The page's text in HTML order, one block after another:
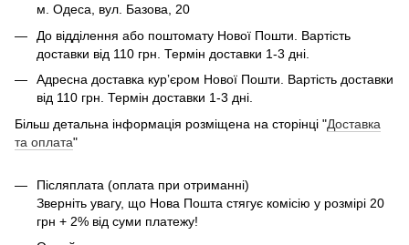
м. Одеса, вул. Базова, 20
До відділення або поштомату Нової Пошти. Вартість
доставки від 110 грн. Термін доставки 1-3 дні.
Адресна доставка курʼєром Нової Пошти. Вартість доставки
від 110 грн. Термін доставки 1-3 дні.
Більш детальна інформація розміщена на сторінці "Доставка
та оплата"
Післяплата (оплата при отриманні)
Зверніть увагу, що Нова Пошта стягує комісію у розмірі 20
грн + 2% від суми платежу!